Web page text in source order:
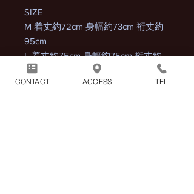
SIZE
M 着丈約72cm 身幅約73cm 裄丈約
95cm
L 着丈約75cm 身幅約75cm 裄丈約
98cm
CONTACT ACCESS TEL